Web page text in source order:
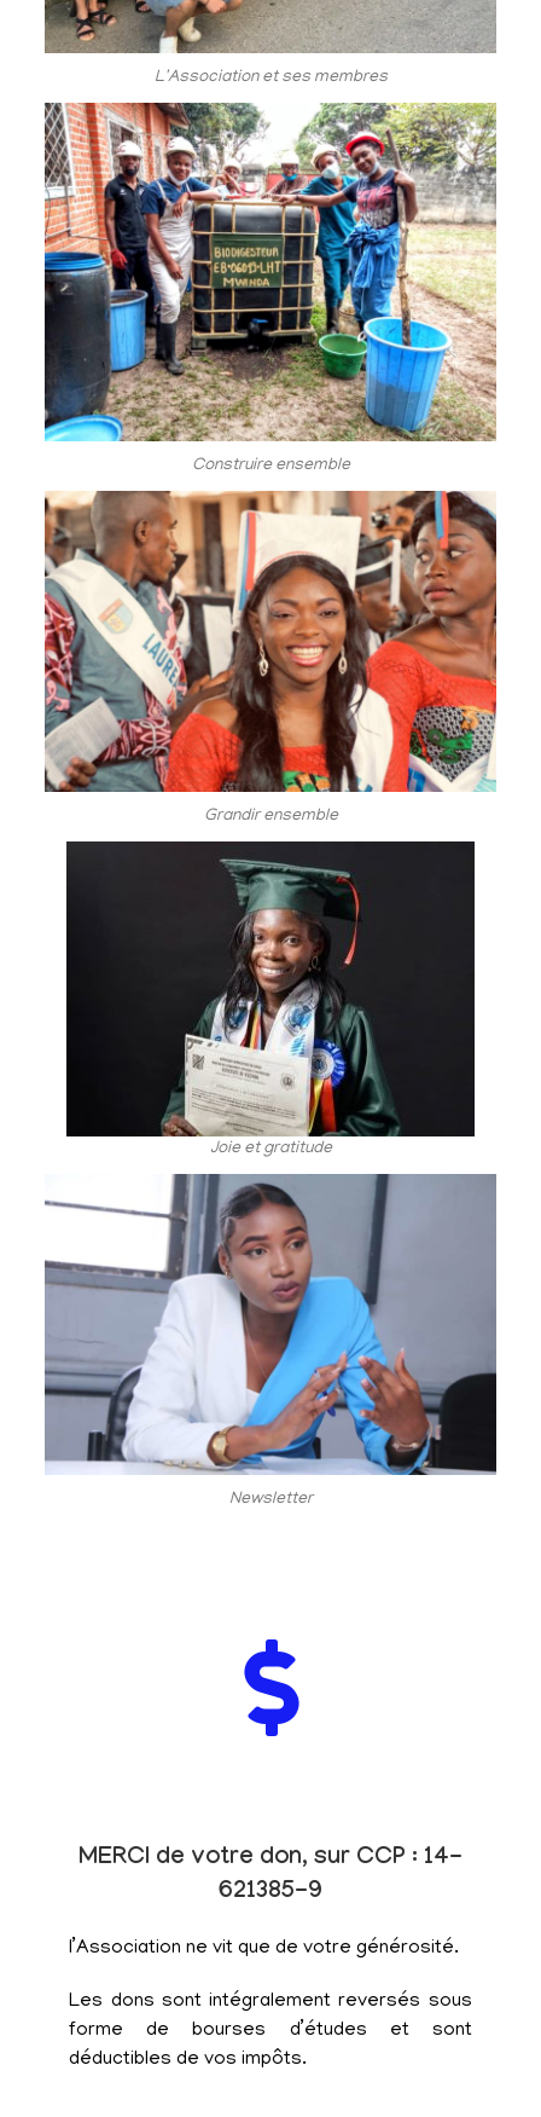
L'Association et ses membres
Construire ensemble
Grandir ensemble
Joie et gratitude
Newsletter
MERCI de votre don, sur CCP : 14-
621385-9
l’Association ne vit que de votre générosité.
Les dons sont intégralement reversés sous
forme de bourses d’études et sont
déductibles de vos impôts.